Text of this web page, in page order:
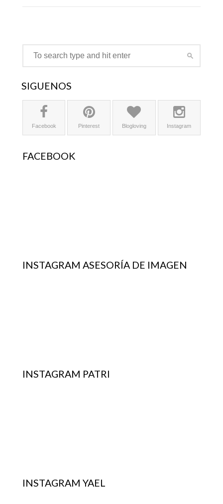
SÍGUENOS
Facebook Pinterest Blogloving Instagram
FACEBOOK
INSTAGRAM ASESORÍA DE IMAGEN
INSTAGRAM PATRI
INSTAGRAM YAEL